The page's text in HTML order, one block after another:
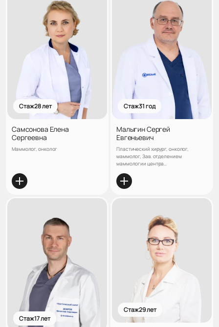
Стаж 28 лет
Самсонова Елена
Сергеевна
Маммолог, онколог
Стаж 31 год
Малыгин Сергей
Евгеньевич
Пластический хирург, онколог,
маммолог, Зав. отделением
маммологии центра
хирургии клиники "ЛАНЦЕТЪ",
Кандидат медицинских наук
Стаж 17 лет
Стаж 29 лет